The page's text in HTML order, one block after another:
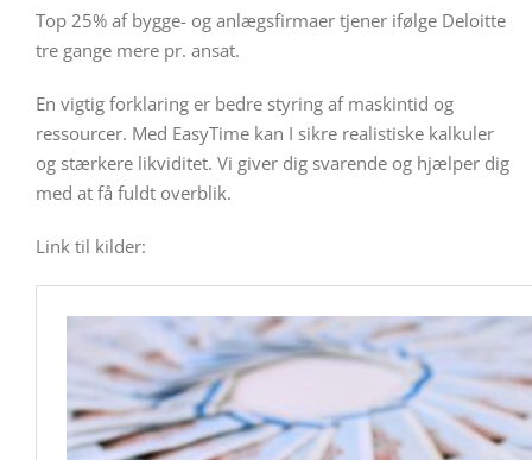
Top 25% af bygge- og anlægsfirmaer tjener ifølge Deloitte
tre gange mere pr. ansat.
En vigtig forklaring er bedre styring af maskintid og
ressourcer. Med EasyTime kan I sikre realistiske kalkuler
og stærkere likviditet. Vi giver dig svarende og hjælper dig
med at få fuldt overblik.
Link til kilder: